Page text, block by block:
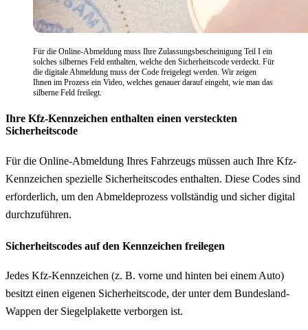
Für die Online-Abmeldung muss Ihre Zulassungsbescheinigung Teil I ein
solches silbernes Feld enthalten, welche den Sicherheitscode verdeckt. Für
die digitale Abmeldung muss der Code freigelegt werden. Wir zeigen
Ihnen im Prozess ein Video, welches genauer darauf eingeht, wie man das
silberne Feld freilegt.
Ihre Kfz-Kennzeichen enthalten einen versteckten
Sicherheitscode
Für die Online-Abmeldung Ihres Fahrzeugs müssen auch Ihre Kfz-
Kennzeichen spezielle Sicherheitscodes enthalten. Diese Codes sind
erforderlich, um den Abmeldeprozess vollständig und sicher digital
durchzuführen.
Sicherheitscodes auf den Kennzeichen freilegen
Jedes Kfz-Kennzeichen (z. B. vorne und hinten bei einem Auto)
besitzt einen eigenen Sicherheitscode, der unter dem Bundesland-
Wappen der Siegelplakette verborgen ist.